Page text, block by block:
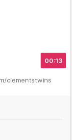
00:13
clementstwins